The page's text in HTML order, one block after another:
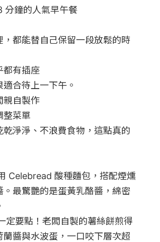
分鐘的人氣早午餐
都能替自己保留一段放鬆的時
都有插座
合待上一下午。
親自製作
整菜單
淨淨、不浪費食物，這點真的
Celebread 酸種麵包，搭配煙燻
最驚艷的是蛋黃乳酪醬，綿密
定要點！老闆自製的薯絲餅煎得
醬與水波蛋，一口咬下層次超